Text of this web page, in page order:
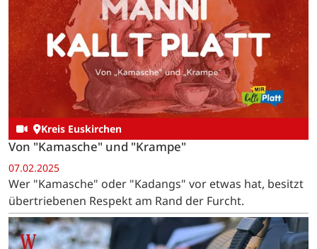
Kreis Euskirchen
Von "Kamasche" und "Krampe"
07.02.2025
Wer "Kamasche" oder "Kadangs" vor etwas hat, besitzt
übertriebenen Respekt am Rand der Furcht.